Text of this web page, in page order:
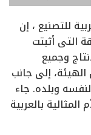
للتصنيع ، إن
التي أثبتت
وجميع
إلى جانب
وبلده. جاء
بالعربية